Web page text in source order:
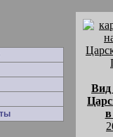
Вид
в